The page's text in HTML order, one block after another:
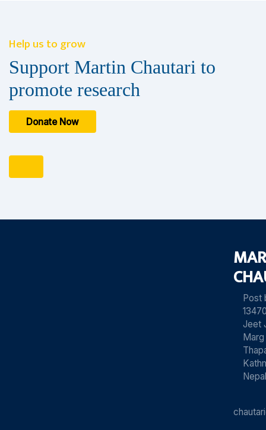
Help us to grow
Support Martin Chautari to
promote research
Donate Now
Post
Jeet
Marg
Nepal